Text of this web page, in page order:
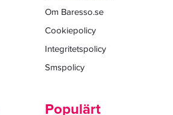
Om Baresso.se
Cookiepolicy
Integritetspolicy
Smspolicy
Populärt